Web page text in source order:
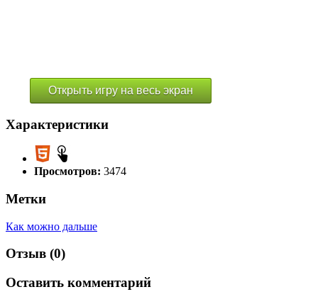
Открыть игру на весь экран
Характеристики
Просмотров: 3474
Метки
Как можно дальше
Отзыв (0)
Оставить комментарий